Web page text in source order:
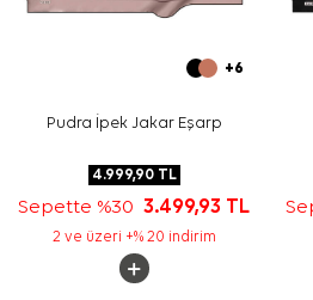
Desen ve renk görünümü
+6
Pudra İpek Jakar Eşarp
4.999,90TL
Sepette %303.499,93 TL
2 ve üzeri +% 20 indirim